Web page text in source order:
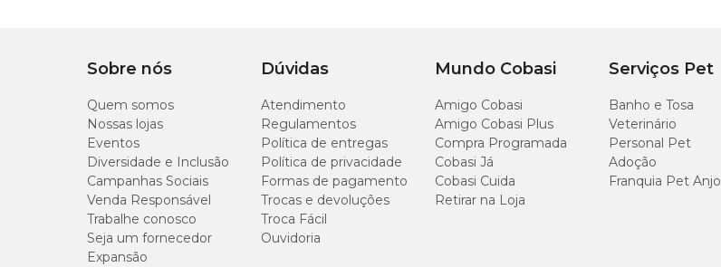
Sementeira: 3 cm entre sementes;
Transplantio: 25 a 30 dias após a germinação;
Espaçamento: 70 cm x 40 cm;
Germinação: de 4 a 14 dias;
Colheita: 100 – 120 dias após a semeadura;
Sementes por gramas: 280 a 320;
Clima ameno.
Sobre nós
Quem somos
Nossas lojas
Eventos
Diversidade e Inclusão
Campanhas Sociais
Venda Responsável
Trabalhe conosco
Seja um fornecedor
Expansão
Dúvidas
Atendimento
Regulamentos
Política de entregas
Política de privacidade
Formas de pagamento
Trocas e devoluções
Troca Fácil
Ouvidoria
Mundo Cobasi
Amigo Cobasi
Amigo Cobasi Plus
Compra Programada
Cobasi Já
Cobasi Cuida
Retirar na Loja
Serviços Pet
Banho e Tosa
Veterinário
Personal Pet
Adoção
Franquia Pet Anjo